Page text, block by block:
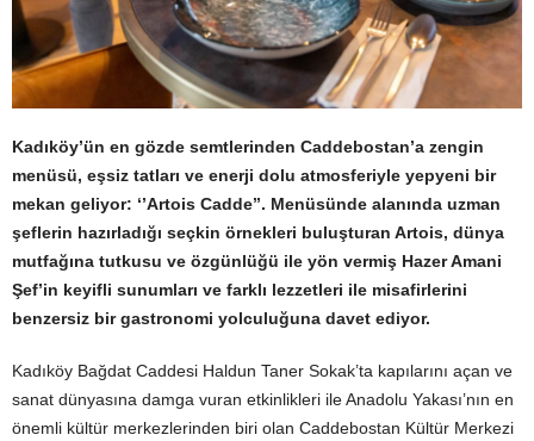
Kadıköy’ün en gözde semtlerinden Caddebostan’a zengin
menüsü, eşsiz tatları ve enerji dolu atmosferiyle yepyeni bir
mekan geliyor: ‘’Artois Cadde’’. Menüsünde alanında uzman
şeflerin hazırladığı seçkin örnekleri buluşturan Artois, dünya
mutfağına tutkusu ve özgünlüğü ile yön vermiş Hazer Amani
Şef’in keyifli sunumları ve farklı lezzetleri ile misafirlerini
benzersiz bir gastronomi yolculuğuna davet ediyor.
Kadıköy Bağdat Caddesi Haldun Taner Sokak’ta kapılarını açan ve
sanat dünyasına damga vuran etkinlikleri ile Anadolu Yakası’nın en
önemli kültür merkezlerinden biri olan Caddebostan Kültür Merkezi